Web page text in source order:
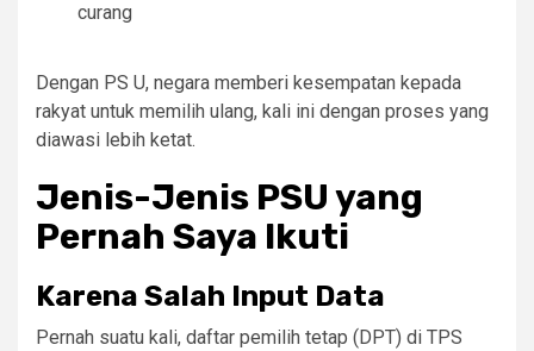
curang
Dengan PS U, negara memberi kesempatan kepada
rakyat untuk memilih ulang, kali ini dengan proses yang
diawasi lebih ketat.
Jenis-Jenis PSU yang
Pernah Saya Ikuti
Karena Salah Input Data
Pernah suatu kali, daftar pemilih tetap (DPT) di TPS